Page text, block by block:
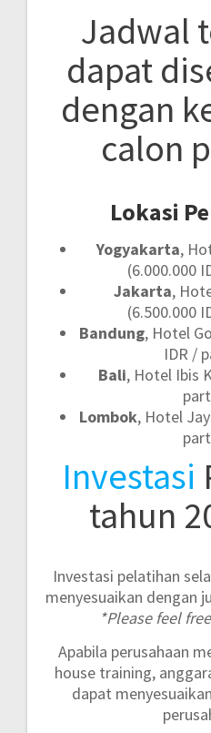
Jadwal
dapat
dengan
calon
Lokasi
Yogyakarta,
(6.000.000
Jakarta,
(6.500.000
Bandung, Hotel
IDR /
Bali, Hotel Ibis
Lombok, Hotel
Investasi
tahun
Investasi pelatihan
menyesuaikan dengan
*Please feel
Apabila perusahaan
house training,
dapat